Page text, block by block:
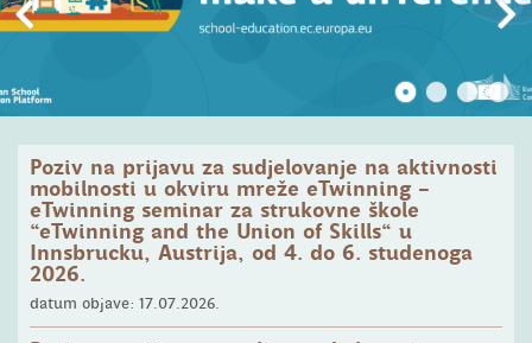
ETWINNING
Naslovnica
Poziv na prijavu za sudjelovanje na aktivnosti
mobilnosti u okviru mreže eTwinning –
eTwinning seminar za strukovne škole
“eTwinning and the Union of Skills“ u
Innsbrucku, Austrija, od 4. do 6. studenoga
2026.
datum objave: 17.07.2026.